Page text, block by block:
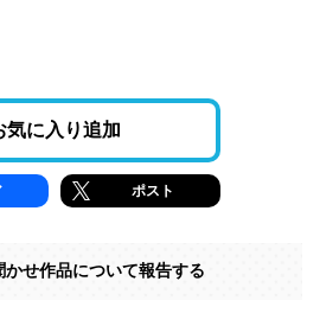
気に入り追加
ポスト
かせ作品について報告する